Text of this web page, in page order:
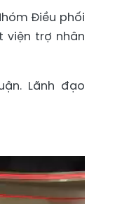
Điều phối
viện trợ nhân
Lãnh đạo